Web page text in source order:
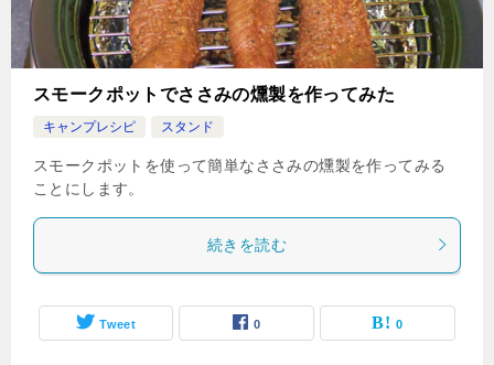
スモークポットでささみの燻製を作ってみた
キャンプレシピ スタンド
スモークポットを使って簡単なささみの燻製を作ってみる
ことにします。
続きを読む
Tweet 0 0